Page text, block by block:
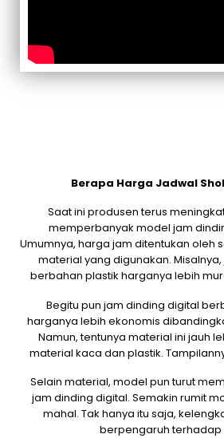
Berapa Harga Jadwal
Saat ini produsen terus
memperbanyak model jam
Umumnya, harga jam ditentukan oleh
material yang digunakan.
berbahan plastik harganya lebih
Begitu pun jam dinding digital
harganya lebih ekonomis
Namun, tentunya material ini jauh
material kaca dan plastik.
Selain material, model pun turut
jam dinding digital. Semakin rumit
mahal. Tak hanya itu saja,
berpengaruh terhadap